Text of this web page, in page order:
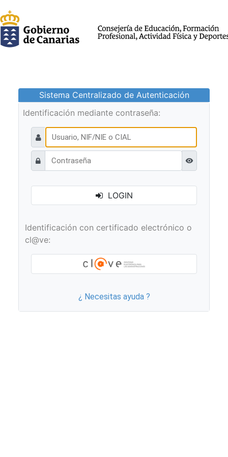
Sistema Centralizado de Autenticación
Identificación mediante contraseña:
Ver
LOGIN
Identificación con certificado electrónico o
cl@ve:
¿ Necesitas ayuda ?